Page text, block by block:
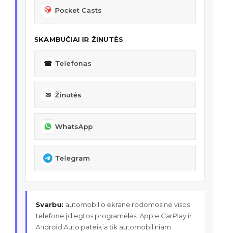
Pocket Casts
SKAMBUČIAI IR ŽINUTĖS
☎ Telefonas
✉ Žinutės
WhatsApp
Telegram
Svarbu: automobilio ekrane rodomos ne visos
telefone įdiegtos programėlės. Apple CarPlay ir
Android Auto pateikia tik automobiliniam